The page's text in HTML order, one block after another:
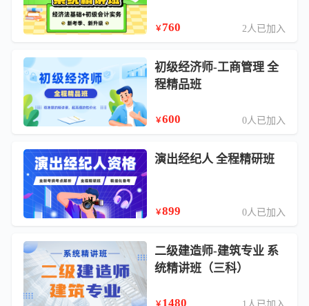
￥760 2人已加入
初级经济师-工商管理 全
程精品班
￥600 0人已加入
演出经纪人 全程精研班
￥899 0人已加入
二级建造师-建筑专业 系
统精讲班（三科）
￥1480